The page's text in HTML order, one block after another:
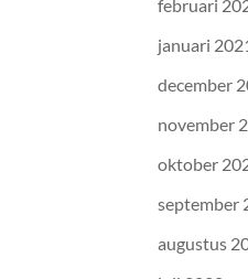
februari
januari
december
november
oktober
september
augustus